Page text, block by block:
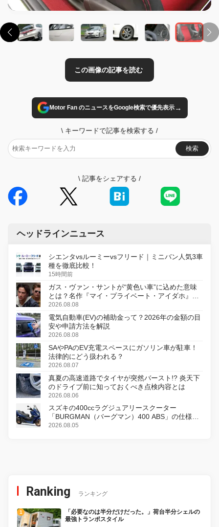
Motor Fan のニュースをGoogle検索で優先表示→
\ キーワードで記事を検索する /
検索
\ 記事をシェアする /
ヘッドラインニュース
シエンタvsルーミーvsフリード｜ミニバン人気3車
種を徹底比較！
15時間前
ガス・ヴァン・サントが“黄色い車”に込めた意味
とは？名作『マイ・プライベート・アイダホ』が
初のデジタルリマスター版で復活
2026.08.08
電気自動車(EV)の補助金って？2026年の金額の目
安や申請方法を解説
2026.08.08
SAやPAのEV充電スペースにガソリン車が駐車！
法律的にどう扱われる？
2026.08.07
真夏の高速道路でタイヤが突然バースト!? 炎天下
のドライブ前に知っておくべき点検内容とは
2026.08.06
スズキの400ccラグジュアリースクーター
「BURGMAN（バーグマン）400 ABS」の仕様を
変更し、8月18日に発売
2026.08.05
Ranking ランキング
「必要なのは半分だけだった。」荷台半分シェルの
最強トランポスタイル